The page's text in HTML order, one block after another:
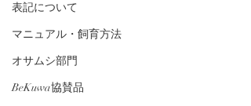
表記について
マニュアル・飼育方法
オサムシ部門
BeKuwa協賛品